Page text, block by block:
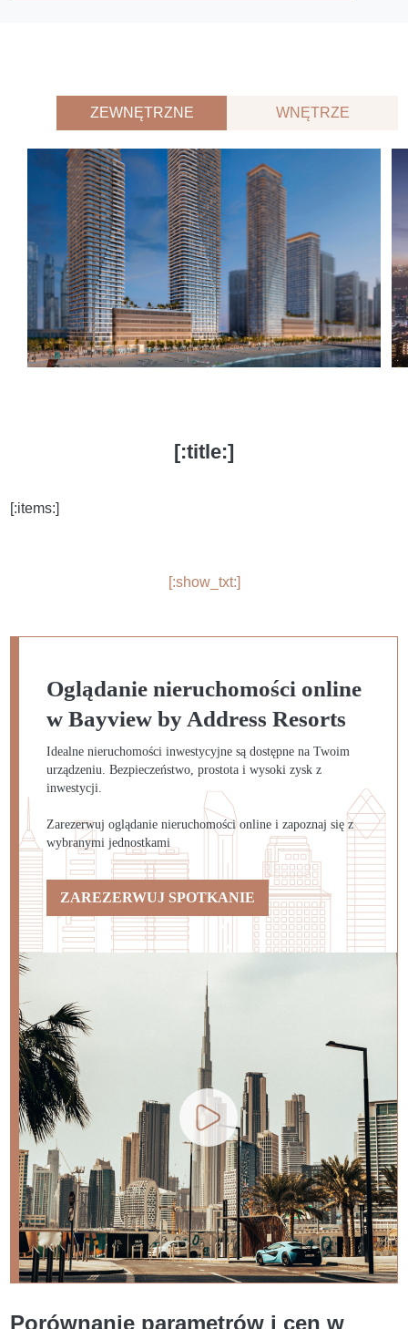
ZEWNĘTRZNE WNĘTRZE
[:title:]
[:items:]
[:show_txt:]
Oglądanie nieruchomości online
w Bayview by Address Resorts
Idealne nieruchomości inwestycyjne są dostępne na Twoim
urządzeniu. Bezpieczeństwo, prostota i wysoki zysk z
inwestycji.
Zarezerwuj oglądanie nieruchomości online i zapoznaj się z
wybranymi jednostkami
ZAREZERWUJ SPOTKANIE
Porównanie parametrów i cen w